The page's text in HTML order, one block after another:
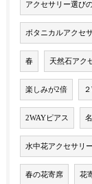
アクセサリー選び
ボタニカルアクセ
春 天然石アク
楽しみが2倍
2WAYピアス
水中花アクセサリー
春の花寄席 花